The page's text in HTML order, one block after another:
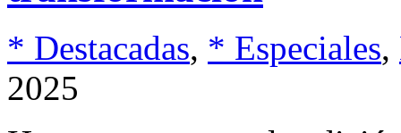
* Destacadas, * Especiales,
2025